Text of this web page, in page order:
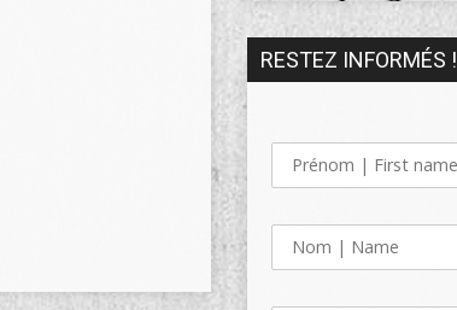
RESTEZ INFORMÉS !